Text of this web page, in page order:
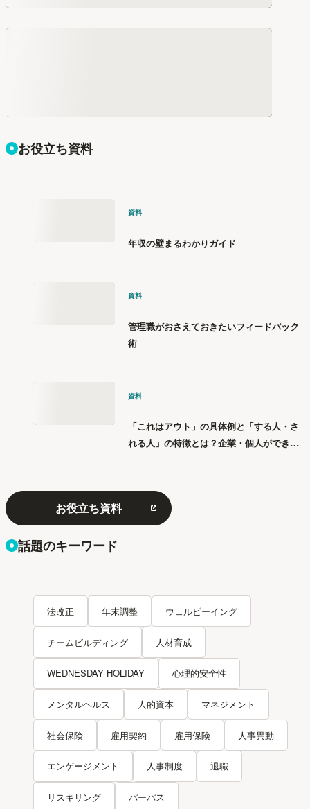
お役立ち資料
資料
年収の壁まるわかりガイド
資料
管理職がおさえておきたいフィードバック
術
資料
「これはアウト」の具体例と「する人・さ
れる人」の特徴とは？企業・個人ができる
お役立ち資料
話題のキーワード
法改正 年末調整 ウェルビーイング
チームビルディング 人材育成
WEDNESDAY HOLIDAY 心理的安全性
メンタルヘルス 人的資本 マネジメント
社会保険 雇用契約 雇用保険 人事異動
エンゲージメント 人事制度 退職
リスキリング パーパス